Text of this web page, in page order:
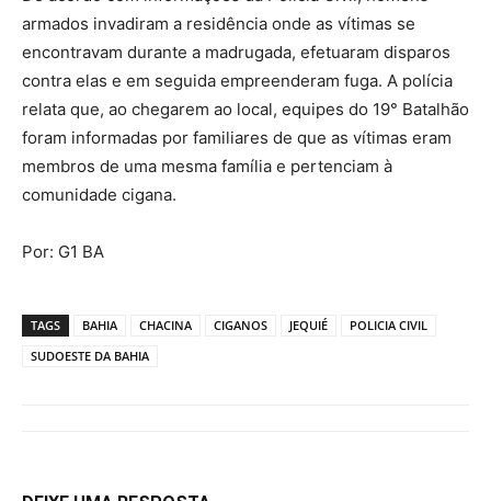
armados invadiram a residência onde as vítimas se
encontravam durante a madrugada, efetuaram disparos
contra elas e em seguida empreenderam fuga. A polícia
relata que, ao chegarem ao local, equipes do 19° Batalhão
foram informadas por familiares de que as vítimas eram
membros de uma mesma família e pertenciam à
comunidade cigana.
Por: G1 BA
TAGS BAHIA CHACINA CIGANOS JEQUIÉ
POLICIA CIVIL
SUDOESTE DA BAHIA